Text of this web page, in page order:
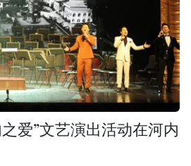
爱”文艺演出活动在河内